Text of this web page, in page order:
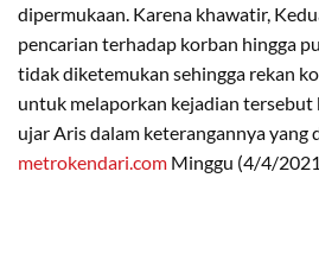
dipermukaan. Karena khawatir,
pencarian terhadap korban hingga
tidak diketemukan sehingga rekan
untuk melaporkan kejadian tersebut
ujar Aris dalam keterangannya yang
metrokendari.com Minggu (4/4/